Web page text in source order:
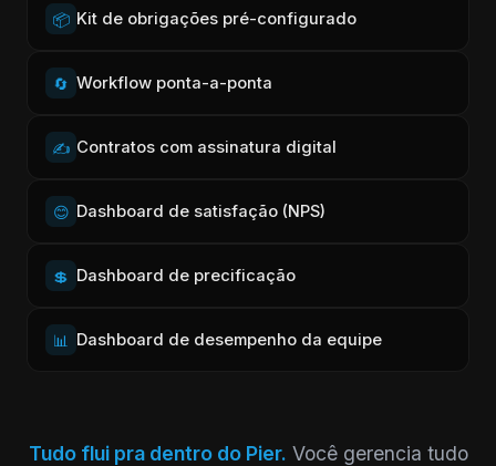
📦 Kit de obrigações pré-configurado
🔄 Workflow ponta-a-ponta
✍️ Contratos com assinatura digital
😊 Dashboard de satisfação (NPS)
💲 Dashboard de precificação
📊 Dashboard de desempenho da equipe
Tudo flui pra dentro do Pier. Você gerencia tudo